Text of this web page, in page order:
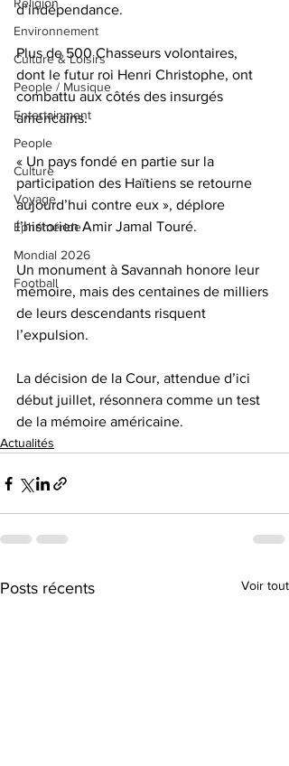
Environnement
Culture & Loisirs
People / Musique
Entertainment
People
Culture
Voyage
Éphéméride
Mondial 2026
Football
d’indépendance.
Plus de 500 Chasseurs volontaires,
dont le futur roi Henri Christophe, ont
combattu aux côtés des insurgés
américains.
« Un pays fondé en partie sur la
participation des Haïtiens se retourne
aujourd’hui contre eux », déplore
l’historien Amir Jamal Touré.
Un monument à Savannah honore leur
mémoire, mais des centaines de milliers
de leurs descendants risquent
l’expulsion.
La décision de la Cour, attendue d’ici
début juillet, résonnera comme un test
de la mémoire américaine.
Actualités
Posts récents Voir tout